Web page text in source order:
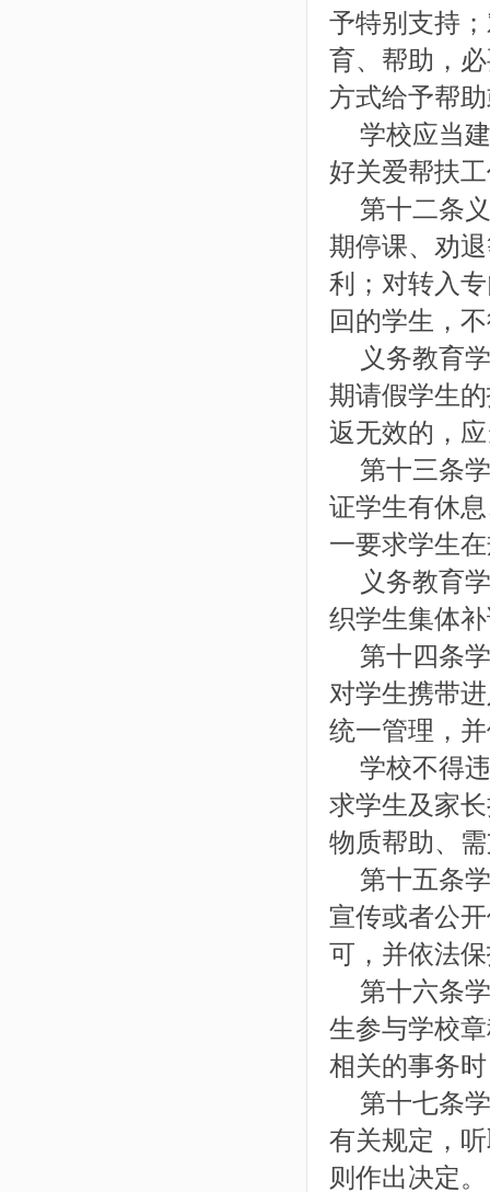
予特别支持
育、帮助，
方式给予帮
学校应当建
好关爱帮扶
第十二条义
期停课、劝
利；对转入
回的学生，
义务教育学
期请假学生
返无效的，
第十三条学
证学生有休
一要求学生
义务教育学
织学生集体
第十四条学
对学生携带
统一管理，
学校不得违
求学生及家
物质帮助、
第十五条学
宣传或者公
可，并依法
第十六条学
生参与学校
相关的事务
第十七条学
有关规定，
则作出决定。